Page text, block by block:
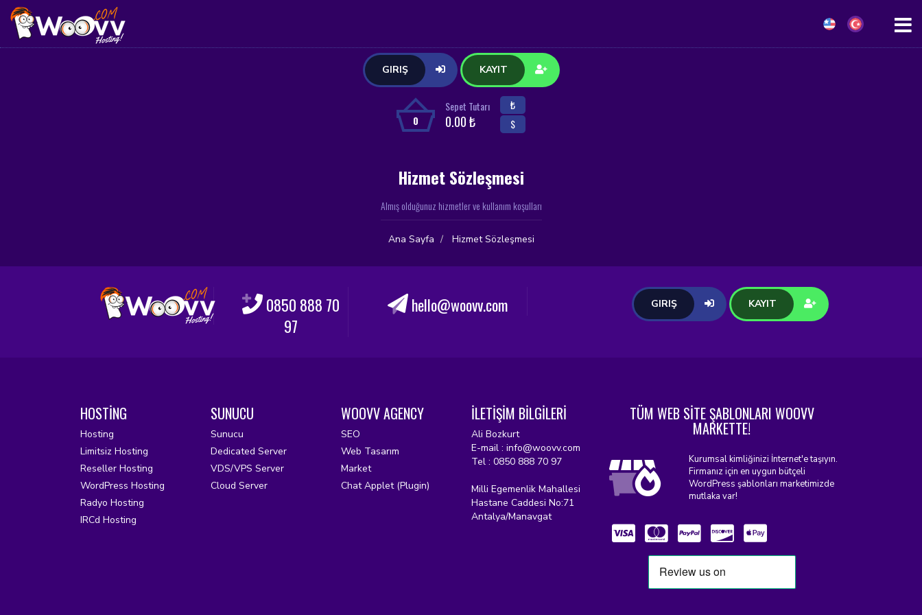
GIRIŞ KAYIT
0
Sepet Tutarı
0.00 ₺
₺
$
Hizmet Sözleşmesi
Almış olduğunuz hizmetler ve kullanım koşulları
Ana Sayfa Hizmet Sözleşmesi
0850 888 70
97
hello@woovv.com GIRIŞ KAYIT
HOSTİNG
Hosting
Limitsiz Hosting
Reseller Hosting
WordPress Hosting
Radyo Hosting
IRCd Hosting
SUNUCU
Sunucu
Dedicated Server
VDS/VPS Server
Cloud Server
WOOVV AGENCY
SEO
Web Tasarım
Market
Chat Applet (Plugin)
İLETİŞİM BİLGİLERİ
Ali Bozkurt
E-mail : info@woovv.com
Tel : 0850 888 70 97
Milli Egemenlik Mahallesi
Hastane Caddesi No:71
Antalya/Manavgat
TÜM WEB SİTE ŞABLONLARI WOOVV
MARKETTE!
Kurumsal kimliğinizi İnternet'e taşıyın.
Firmanız için en uygun bütçeli
WordPress şablonları marketimizde
mutlaka var!